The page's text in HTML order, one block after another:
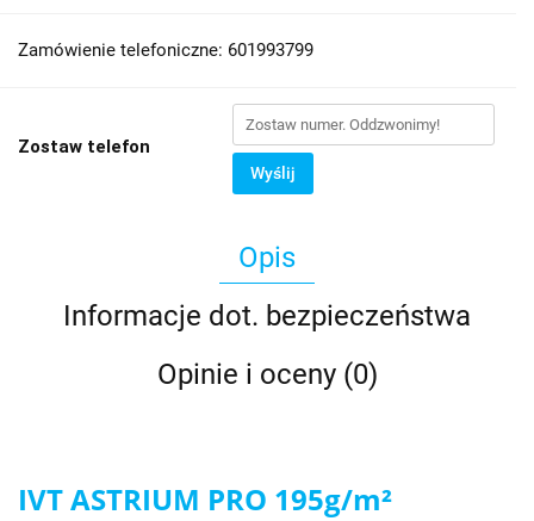
Zamówienie telefoniczne: 601993799
Zostaw telefon
Wyślij
Opis
Informacje dot. bezpieczeństwa
Opinie i oceny (0)
IVT ASTRIUM PRO 195g/m²